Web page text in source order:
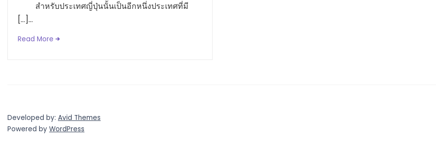
สำหรับประเทศญี่ปุ่นนั้นเป็นอีกหนึ่งประเทศที่มี
[…]...
Read More
Developed by: Avid Themes
Powered by WordPress